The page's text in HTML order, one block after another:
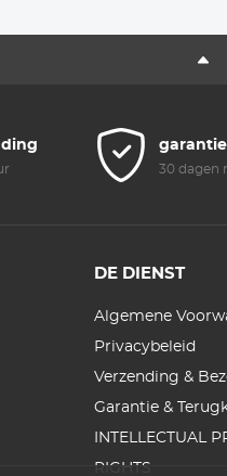
Meerlaags
garantie
30 dagen
DE DIENST
Algemene
Privacybeleid
Verzending &
Garantie &
INTELLECTUAL
RIGHTS